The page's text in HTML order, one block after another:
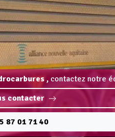
, contactez notre
contacter
87 01 71 40